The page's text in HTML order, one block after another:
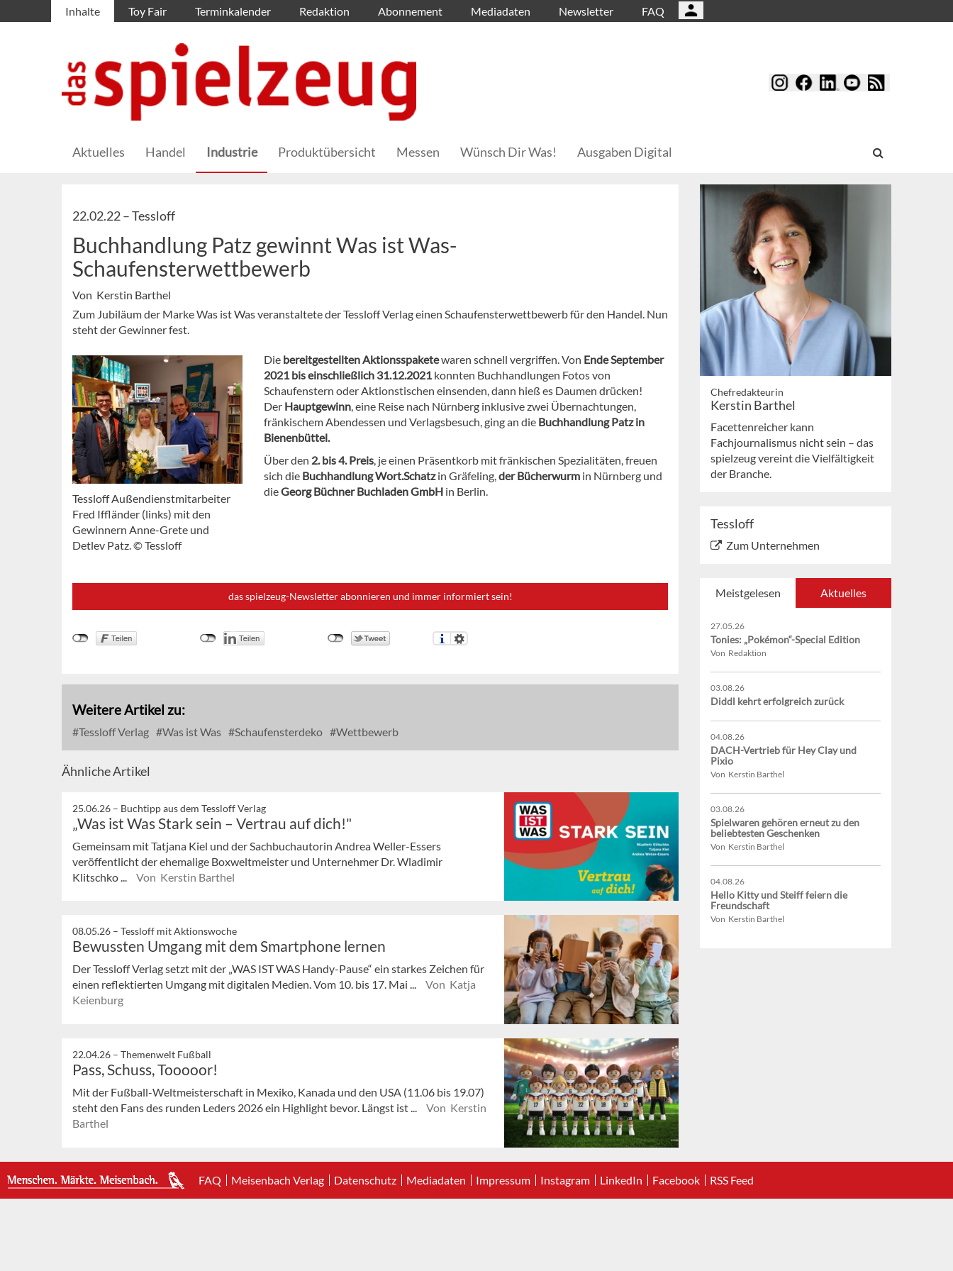
Inhalte Toy Fair Terminkalender Redaktion Abonnement Mediadaten Newsletter FAQ
Aktuelles Handel Industrie Produktübersicht Messen Wünsch Dir Was! Ausgaben Digital
22.02.22 –Tessloff
Buchhandlung Patz gewinnt Was ist Was-
Schaufensterwettbewerb
Von Kerstin Barthel
Zum Jubiläum der Marke Was ist Was veranstaltete der Tessloff Verlag einen Schaufensterwettbewerb für den Handel. Nun
steht der Gewinner fest.
Tessloff Außendienstmitarbeiter
Fred Iffländer (links) mit den
Gewinnern Anne-Grete und
Detlev Patz. © Tessloff
Die bereitgestellten Aktionsspaketewaren schnell vergriffen. Von Ende September
2021 bis einschließlich 31.12.2021 konnten Buchhandlungen Fotos von
Schaufenstern oder Aktionstischen einsenden, dann hieß es Daumen drücken!
Der Hauptgewinn, eine Reise nach Nürnberg inklusive zwei Übernachtungen,
fränkischem Abendessen und Verlagsbesuch, ging an die Buchhandlung Patz in
Bienenbüttel.
Über den 2. bis 4. Preis, je einen Präsentkorb mit fränkischen Spezialitäten, freuen
sich die Buchhandlung Wort.Schatzin Gräfeling,der Bücherwurm in Nürnberg und
dieGeorg Büchner Buchladen GmbH in Berlin.
das spielzeug-Newsletter abonnieren und immer informiert sein!
Weitere Artikel zu:
Tessloff Verlag Was ist Was Schaufensterdeko Wettbewerb
Ähnliche Artikel
25.06.26 – Buchtipp aus dem Tessloff Verlag
„Was ist Was Stark sein – Vertrau auf dich!"
Gemeinsam mit Tatjana Kiel und der Sachbuchautorin Andrea Weller-Essers
veröffentlicht der ehemalige Boxweltmeister und Unternehmer Dr. Wladimir
Klitschko ...
Von Kerstin Barthel
08.05.26 – Tessloff mit Aktionswoche
Bewussten Umgang mit dem Smartphone lernen
Der Tessloff Verlag setzt mit der „WAS IST WAS Handy-Pause“ ein starkes Zeichen für
einen reflektierten Umgang mit digitalen Medien. Vom 10. bis 17. Mai ...
Von Katja
Keienburg
22.04.26 – Themenwelt Fußball
Pass, Schuss, Tooooor!
Mit der Fußball-Weltmeisterschaft in Mexiko, Kanada und den USA (11.06 bis 19.07)
steht den Fans des runden Leders 2026 ein Highlight bevor. Längst ist ...
Von Kerstin
Barthel
Chefredakteurin
Kerstin Barthel
Facettenreicher kann
Fachjournalismus nicht sein – das
spielzeug vereint die Vielfältigkeit
der Branche.
Tessloff
Zum Unternehmen
Meistgelesen Aktuelles
27.05.26
Tonies: „Pokémon“-Special Edition
Von Redaktion
03.08.26
Diddl kehrt erfolgreich zurück
04.08.26
DACH-Vertrieb für Hey Clay und
Pixio
Von Kerstin Barthel
03.08.26
Spielwaren gehören erneut zu den
beliebtesten Geschenken
Von Kerstin Barthel
04.08.26
Hello Kitty und Steiff feiern die
Freundschaft
Von Kerstin Barthel
FAQ Meisenbach Verlag Datenschutz Mediadaten Impressum Instagram LinkedIn Facebook RSS Feed